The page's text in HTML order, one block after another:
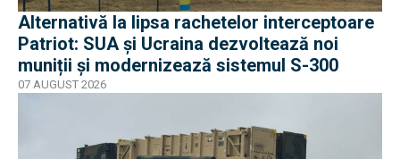
Alternativă la lipsa rachetelor interceptoare
Patriot: SUA și Ucraina dezvoltează noi
muniții și modernizează sistemul S-300
07 AUGUST 2026